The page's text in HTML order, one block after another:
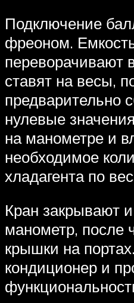
Подключение
фреоном.
переворачивают
ставят на весы,
предварительно
нулевые
на манометре и
необходимое
хладагента по
Кран закрывают
манометр, после
крышки на
кондиционер и